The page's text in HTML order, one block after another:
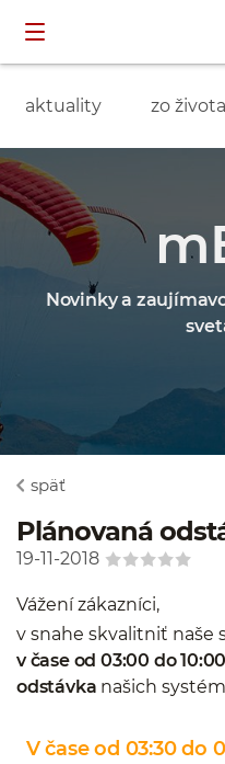
aktuality zo
Novinky a
späť
Plánovaná
19-11-2018
Vážení zákazníci,
v snahe skvalitniť naše
v čase od 03:00 do
odstávka našich
V čase od 03:30 do